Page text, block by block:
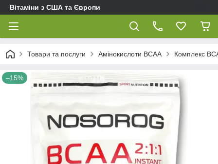
Вітаміни з США та Європи
Товари та послуги Амінокислоти BCAA Комплекс
–15%